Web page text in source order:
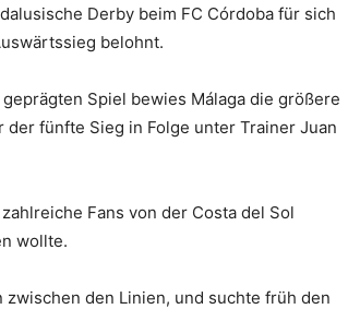
Derby beim FC Córdoba für sich
belohnt.
Spiel bewies Málaga die größere
der fünfte Sieg in Folge unter Trainer Juan
Fans von der Costa del Sol
wollte.
den Linien, und suchte früh den